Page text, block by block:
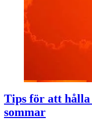
Tips för att hålla
sommar